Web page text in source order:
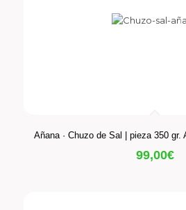
Añana · Chuzo de Sal | pieza 350 gr.
99,00€